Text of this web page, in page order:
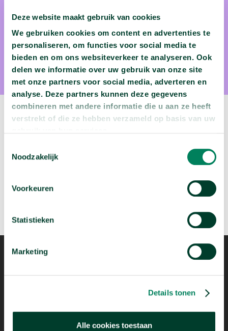
Deze website maakt gebruik van cookies
We gebruiken cookies om content en advertenties te
personaliseren, om functies voor social media te
bieden en om ons websiteverkeer te analyseren. Ook
delen we informatie over uw gebruik van onze site
met onze partners voor social media, adverteren en
analyse. Deze partners kunnen deze gegevens
combineren met andere informatie die u aan ze heeft
verstrekt of die ze hebben verzameld op basis van uw
Noodzakelijk
Voorkeuren
Statistieken
Marketing
Details tonen
Alle cookies toestaan
Dr. Sander Herfst
Dr. Sander Herfst is viroloog aan het Erasmusmc
Volgende video:
Bekijk deze video arrow_forward
Mogelijk dankzij